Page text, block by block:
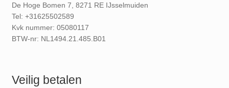
De Hoge Bomen 7, 8271 RE IJsselmuiden
Tel: +31625502589
Kvk nummer: 05080117
BTW-nr: NL1494.21.485.B01
Veilig betalen